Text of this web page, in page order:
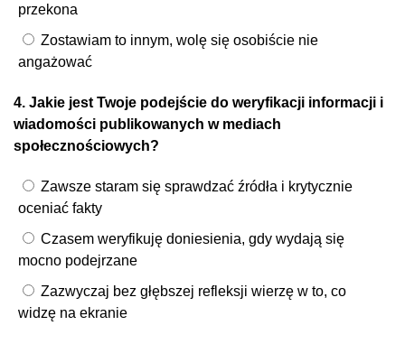
przekona
Zostawiam to innym, wolę się osobiście nie
angażować
4. Jakie jest Twoje podejście do weryfikacji informacji i
wiadomości publikowanych w mediach
społecznościowych?
Zawsze staram się sprawdzać źródła i krytycznie
oceniać fakty
Czasem weryfikuję doniesienia, gdy wydają się
mocno podejrzane
Zazwyczaj bez głębszej refleksji wierzę w to, co
widzę na ekranie